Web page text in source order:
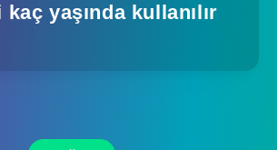
yaşında kullanılır